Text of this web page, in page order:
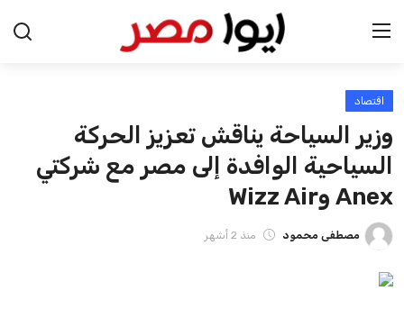
الرئيسية
اخبار مصر
عرب وعالم
اقتصاد
اخبار الرياضة
اقتصاد
وزير السياحة يناقش تعزيز الحركة
السياحية الوافدة إلى مصر مع شركتي
Anex وWizz Air
مصطفى محمود منذ 2 أشهر